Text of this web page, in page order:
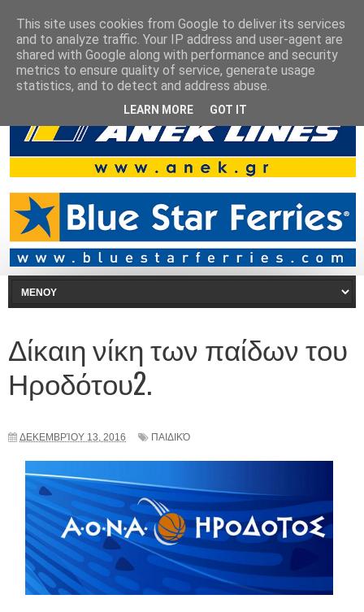
Δίκαιη νίκη των παίδων του
Ηροδότου2.
ΔΕΚΕΜΒΡΊΟΥ 13, 2016 ΠΑΙΔΙΚΌ
This site uses cookies from Google to deliver its services
and to analyze traffic. Your IP address and user-agent are
shared with Google along with performance and security
metrics to ensure quality of service, generate usage
statistics, and to detect and address abuse.
LEARN MORE GOT IT